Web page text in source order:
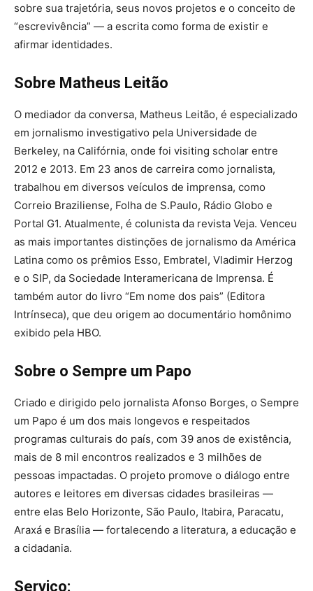
sobre sua trajetória, seus novos projetos e o conceito de
“escrevivência” — a escrita como forma de existir e
afirmar identidades.
Sobre Matheus Leitão
O mediador da conversa, Matheus Leitão, é especializado
em jornalismo investigativo pela Universidade de
Berkeley, na Califórnia, onde foi visiting scholar entre
2012 e 2013. Em 23 anos de carreira como jornalista,
trabalhou em diversos veículos de imprensa, como
Correio Braziliense, Folha de S.Paulo, Rádio Globo e
Portal G1. Atualmente, é colunista da revista Veja. Venceu
as mais importantes distinções de jornalismo da América
Latina como os prêmios Esso, Embratel, Vladimir Herzog
e o SIP, da Sociedade Interamericana de Imprensa. É
também autor do livro “Em nome dos pais” (Editora
Intrínseca), que deu origem ao documentário homônimo
exibido pela HBO.
Sobre o Sempre um Papo
Criado e dirigido pelo jornalista Afonso Borges, o Sempre
um Papo é um dos mais longevos e respeitados
programas culturais do país, com 39 anos de existência,
mais de 8 mil encontros realizados e 3 milhões de
pessoas impactadas. O projeto promove o diálogo entre
autores e leitores em diversas cidades brasileiras —
entre elas Belo Horizonte, São Paulo, Itabira, Paracatu,
Araxá e Brasília — fortalecendo a literatura, a educação e
a cidadania.
Serviço: